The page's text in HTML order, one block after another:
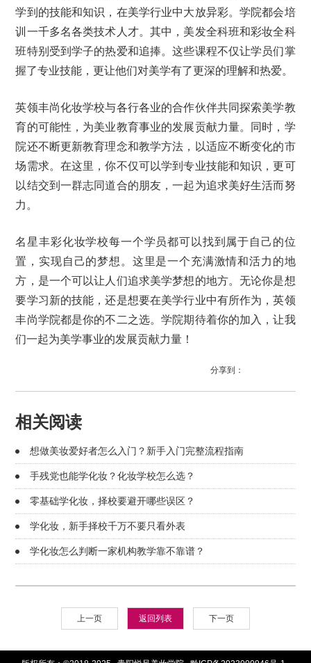
学到的技能和知识，在美学行业中大放异彩。学院都会培
训一千多名各类技术人才。其中，美发全科班和彩妆全科
班特别受到学子的热爱和追捧。这些课程不仅让学员们掌
握了专业技能，更让他们对美学有了更深的理解和热爱。
英领丰尚化妆学校与各行各业的合作伙伴共同探索美学教
育的可能性，为美业教育事业的发展贡献力量。同时，学
院还不断更新教育理念和教学方法，以适应不断变化的市
场需求。在这里，你不仅可以学到专业技能和知识，更可
以结交到一群志同道合的朋友，一起为追求美好生活而努
力。
名星丰彩化妆学校每一个学员都可以找到属于自己的位
置，实现自己的梦想。这里是一个充满激情和活力的地
方，是一个可以让人们追求美学梦想的地方。无论你是想
要学习新的技能，还是想要在美学行业中有所作为，英领
丰尚学院都是你的不二之选。学院期待着你的加入，让我
们一起为美学事业的发展贡献力量！
分享到：
相关阅读
想做美妆爱好者怎么入门？新手入门完整流程指南
手残党也能学化妆？化妆学校怎么选？
零基础学化妆，择校要避开哪些误区？
学化妆，新手择校千万不要只看外表
学化妆怎么判断一家机构教学靠不靠谱？
上一页 返回列表 下一页